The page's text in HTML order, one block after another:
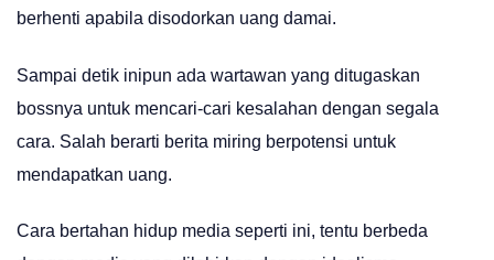
berhenti apabila disodorkan uang damai.
Sampai detik inipun ada wartawan yang ditugaskan
bossnya untuk mencari-cari kesalahan dengan segala
cara. Salah berarti berita miring berpotensi untuk
mendapatkan uang.
Cara bertahan hidup media seperti ini, tentu berbeda